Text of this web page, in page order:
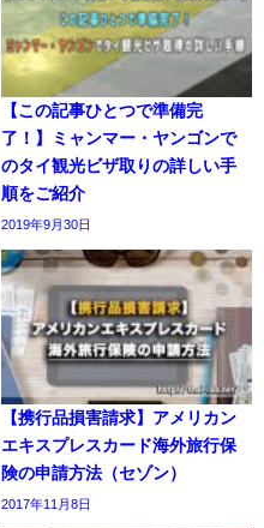
【この記事ひとつで準備完
了！】ミャンマー・ヤンゴンで
のタイ観光ビザ取りの詳しい手
順をご紹介
2019年9月30日
【携行品損害請求】アメリカン
エキスプレスカード海外旅行保
険の申請方法（セゾン）
2017年11月8日